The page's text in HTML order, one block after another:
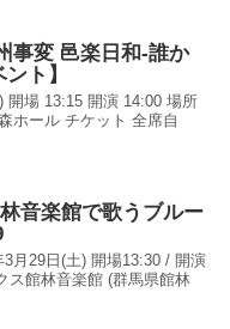
事変 邑楽日和-誰か
ト】
開場 13:15 開演 14:00 場所
ホール チケット 全席自
音楽館で歌うブルー
月29日(土) 開場13:30 / 開演
ス館林音楽館 (群馬県館林